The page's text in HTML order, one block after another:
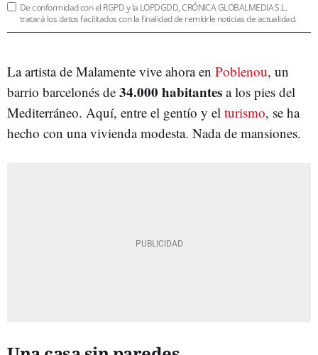
De conformidad con el RGPD y la LOPDGDD, CRÓNICA GLOBALMEDIA S.L.
tratará los datos facilitados con la finalidad de remitirle noticias de actualidad.
La artista de Malamente vive ahora en Poblenou, un
barrio barcelonés de 34.000 habitantes a los pies del
Mediterráneo. Aquí, entre el gentío y el turismo, se ha
hecho con una vivienda modesta. Nada de mansiones.